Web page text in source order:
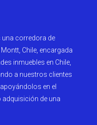
una corredora de
Chile, encargada
inmuebles en Chile,
a nuestros clientes
en el
de una